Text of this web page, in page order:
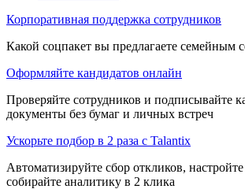
Корпоративная поддержка сотрудников
Какой соцпакет вы предлагаете семейным
Оформляйте кандидатов онлайн
Проверяйте сотрудников и подписывайте
документы без бумаг и личных встреч
Ускорьте подбор в 2 раза с Talantix
Автоматизируйте сбор откликов,
собирайте аналитику в 2 клика